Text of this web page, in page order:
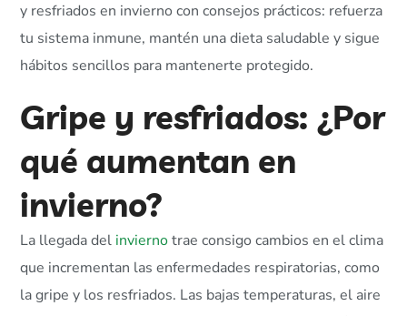
y resfriados en invierno con consejos prácticos: refuerza
tu sistema inmune, mantén una dieta saludable y sigue
hábitos sencillos para mantenerte protegido.
Gripe y resfriados: ¿Por
qué aumentan en
invierno?
La llegada del inviernotrae consigo cambios en el clima
que incrementan las enfermedades respiratorias, como
la gripe y los resfriados. Las bajas temperaturas, el aire